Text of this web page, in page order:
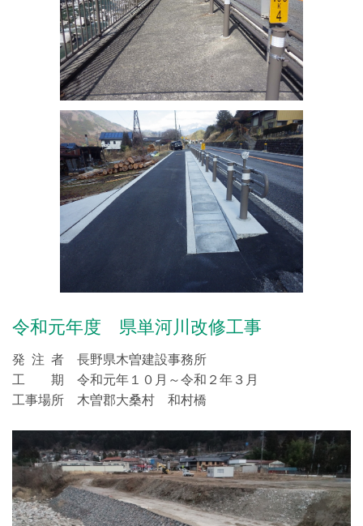
令和元年度 県単河川改修工事
発 注 者 長野県木曽建設事務所
工 期 令和元年１０月～令和２年３月
工事場所 木曽郡大桑村 和村橋